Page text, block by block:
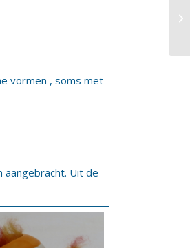
vormen , soms met
Uit de